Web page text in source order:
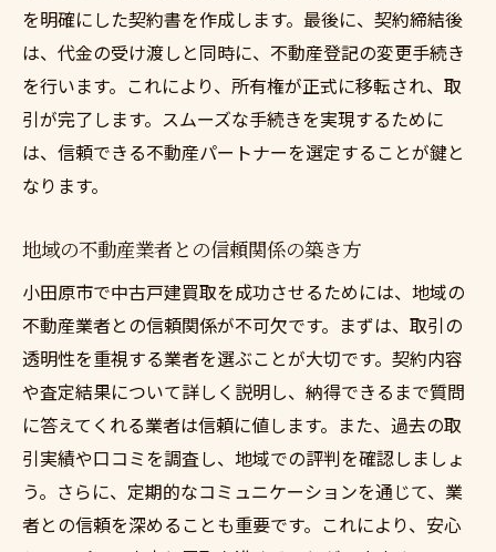
時間を効率的に使うための手段と方法
理想の取引を支えるファイナンス計画
購入後の生活を見据えた長期的な視点
理想の取引を実現するための総合的なアプ
ローチ
中古戸建買取で失敗しないためのポイントと注
物件選びの際の重要な検討事項
契約前に確認すべき法的事項
リスクを最小限に抑えるための準備
購入後のトラブルを防ぐための注意点
失敗しないための自己チェックリスト
を明確にした契約書を作成します。最後に、契約締結後
は、代金の受け渡しと同時に、不動産登記の変更手続き
を行います。これにより、所有権が正式に移転され、取
引が完了します。スムーズな手続きを実現するために
は、信頼できる不動産パートナーを選定することが鍵と
なります。
地域の不動産業者との信頼関係の築き方
小田原市で中古戸建買取を成功させるためには、地域の
不動産業者との信頼関係が不可欠です。まずは、取引の
透明性を重視する業者を選ぶことが大切です。契約内容
や査定結果について詳しく説明し、納得できるまで質問
に答えてくれる業者は信頼に値します。また、過去の取
引実績や口コミを調査し、地域での評判を確認しましょ
う。さらに、定期的なコミュニケーションを通じて、業
者との信頼を深めることも重要です。これにより、安心